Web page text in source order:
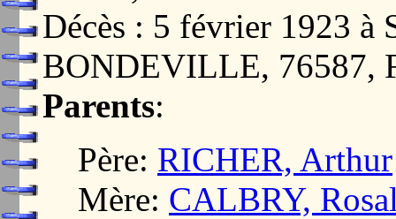
Décès : 5 février 1923
BONDEVILLE, 76587,
Parents:
Père: RICHER, Arthur
Mère: CALBRY,